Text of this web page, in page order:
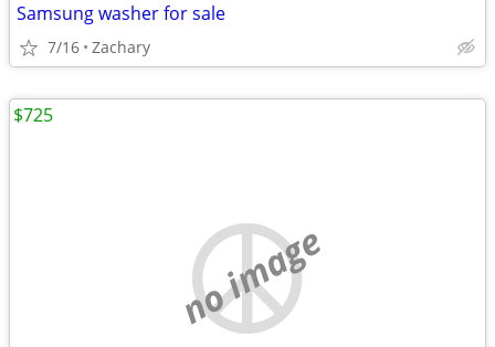
Samsung washer for sale
7/16 Zachary
no image
$725